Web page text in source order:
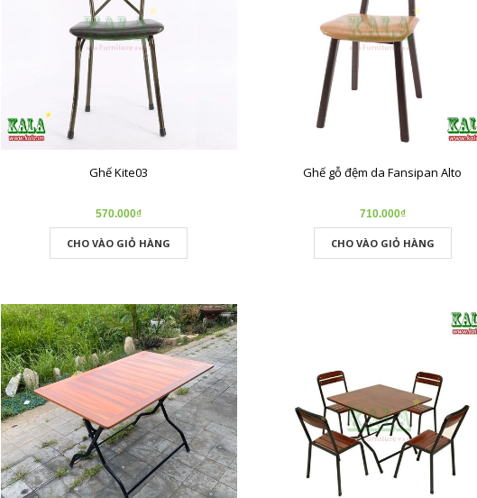
Ghế Kite03
570.000₫
CHO VÀO GIỎ HÀNG
Ghế gỗ đệm da Fansipan Alto
710.000₫
CHO VÀO GIỎ HÀNG